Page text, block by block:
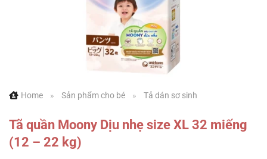
Home » Sản phẩm cho bé » Tả dán sơ sinh
Tã quần Moony Dịu nhẹ size XL 32 miếng
(12 – 22 kg)